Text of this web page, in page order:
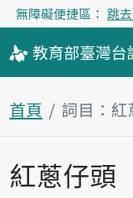
無障礙便捷區： 跳
教育部臺灣台
首頁 詞目：紅
主內容區塊
紅蔥仔頭